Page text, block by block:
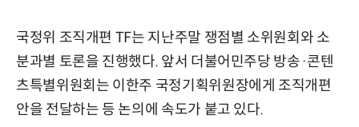
국정위 조직개편 TF는 지난주말 쟁점별 소위원회와 소
분과별 토론을 진행했다. 앞서 더불어민주당 방송·콘텐
츠특별위원회는 이한주 국정기획위원장에게 조직개편
안을 전달하는 등 논의에 속도가 붙고 있다.